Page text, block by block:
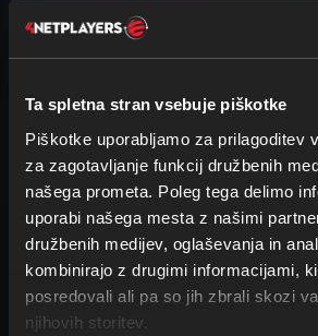
Ta spletna stran vsebuje piškotke
Piškotke uporabljamo za prilagoditev
za zagotavljanje funkcij družbenih
našega prometa. Poleg tega delimo
uporabi našega mesta z našimi
družbenih medijev, oglaševanja in
kombinirajo z drugimi informacijami,
posredovali ali pa so jih zbrali skozi
njihovih storitev.
zavezništva niso trajna –
zaupanju, taktiki
diplomacijo. Spore je
tudi politično – strgovanjem,
aliprevaro. Conan Exiles se
War iz čiste preživetvene
v kompleksnosimulacijo
je psihološka taktika enako
kot orožje.
Namig:V klanu določi jasne